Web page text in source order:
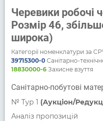
Черевики робочі
Розмір 46,
широка)
Категорії номенклатури за
39715300-0Санітарно-
18830000-6Захисне взуття
Санітарно-побутові
№ Тур 1 (Аукціон/
Аналіз пропозицій